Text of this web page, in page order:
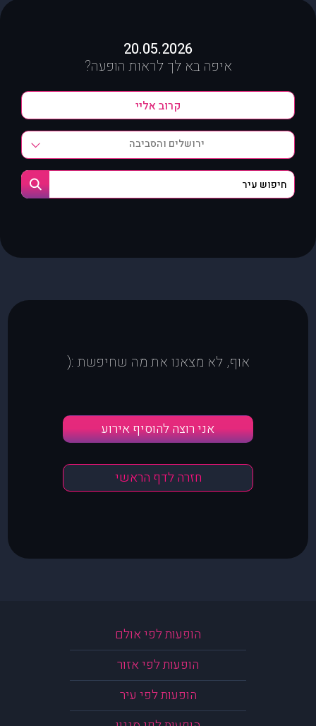
20.05.2026
איפה בא לך לראות הופעה?
ירושלים והסביבה
אוף, לא מצאנו את מה שחיפשת :(
אני רוצה להוסיף אירוע
חזרה לדף הראשי
הופעות לפי אולם
הופעות לפי אזור
הופעות לפי עיר